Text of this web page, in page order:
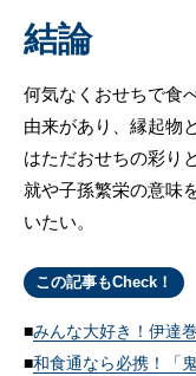
結論
何気なくおせちで食
由来があり、縁起物
はただおせちの彩り
就や子孫繁栄の意味
いたい。
この記事もCheck！
みんな大好き！伊達
和食通なら必携！「